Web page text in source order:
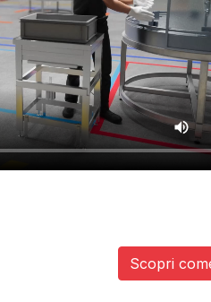
Scopri